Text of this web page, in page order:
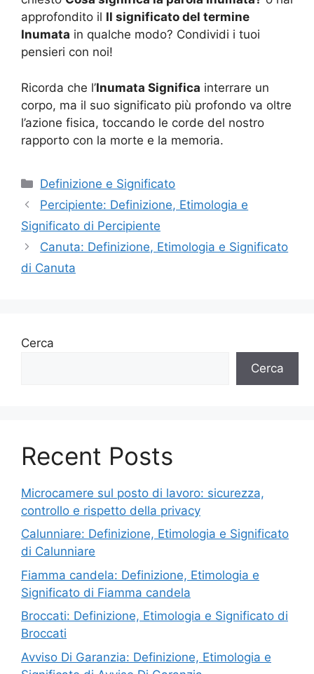
approfondito il Il significato del termine
Inumata in qualche modo? Condividi i tuoi
pensieri con noi!
Ricorda che l’Inumata Significa interrare un
corpo, ma il suo significato più profondo va oltre
l’azione fisica, toccando le corde del nostro
rapporto con la morte e la memoria.
Categorie
Definizione e Significato
Percipiente: Definizione, Etimologia e
Significato di Percipiente
Canuta: Definizione, Etimologia e Significato
di Canuta
Cerca
Cerca
Recent Posts
Microcamere sul posto di lavoro: sicurezza,
controllo e rispetto della privacy
Calunniare: Definizione, Etimologia e Significato
di Calunniare
Fiamma candela: Definizione, Etimologia e
Significato di Fiamma candela
Broccati: Definizione, Etimologia e Significato di
Broccati
Avviso Di Garanzia: Definizione, Etimologia e